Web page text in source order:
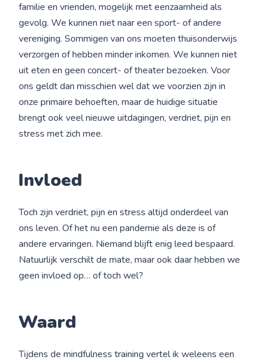
familie en vrienden, mogelijk met eenzaamheid als
gevolg. We kunnen niet naar een sport- of andere
vereniging. Sommigen van ons moeten thuisonderwijs
verzorgen of hebben minder inkomen. We kunnen niet
uit eten en geen concert- of theater bezoeken. Voor
ons geldt dan misschien wel dat we voorzien zijn in
onze primaire behoeften, maar de huidige situatie
brengt ook veel nieuwe uitdagingen, verdriet, pijn en
stress met zich mee.
Invloed
Toch zijn verdriet, pijn en stress altijd onderdeel van
ons leven. Of het nu een pandemie als deze is of
andere ervaringen. Niemand blijft enig leed bespaard.
Natuurlijk verschilt de mate, maar ook daar hebben we
geen invloed op… of toch wel?
Waard
Tijdens de mindfulness training vertel ik weleens een